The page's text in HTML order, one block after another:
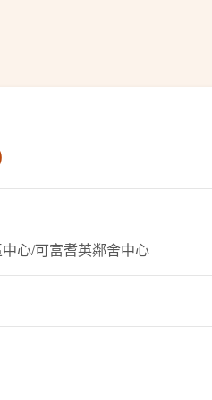
心/可富耆英鄰舍中心